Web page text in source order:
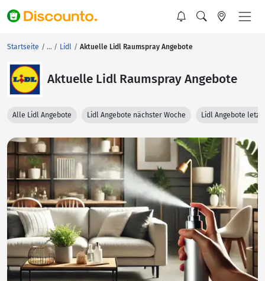
Startseite Lidl Aktuelle Lidl Raumspray Angebote
Aktuelle Lidl Raumspray Angebote
Alle Lidl Angebote Lidl Angebote nächster Woche Lidl Angebote